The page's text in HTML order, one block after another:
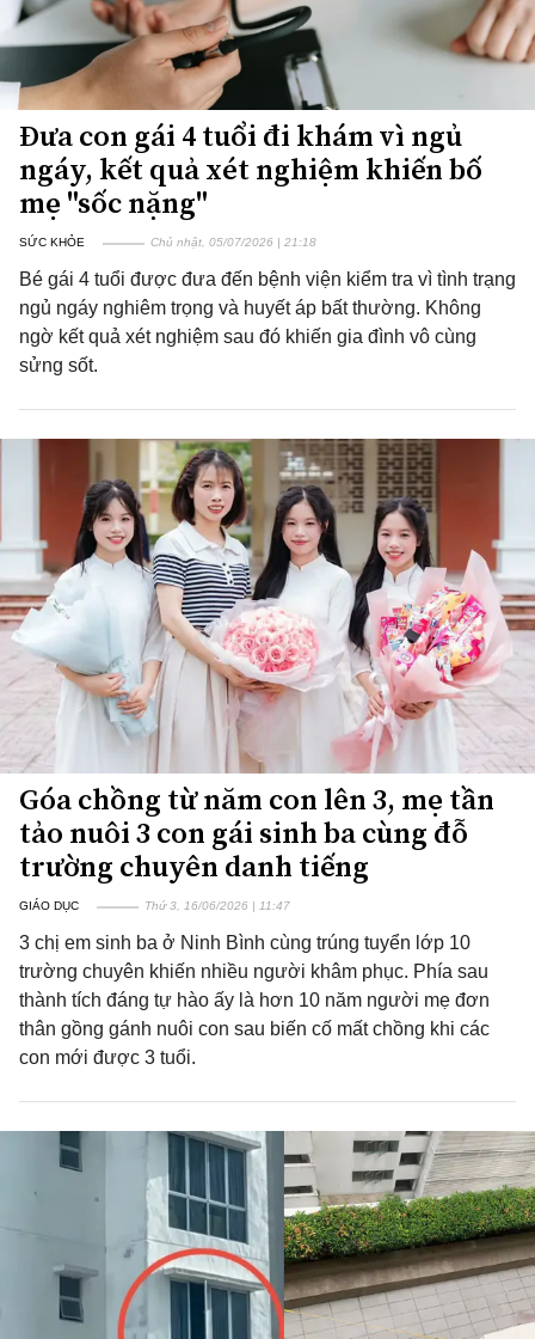
Đưa con gái 4 tuổi đi khám vì ngủ
ngáy, kết quả xét nghiệm khiến bố
mẹ "sốc nặng"
SỨC KHỎE Chủ nhật, 05/07/2026 | 21:18
Bé gái 4 tuổi được đưa đến bệnh viện kiểm tra vì tình trạng
ngủ ngáy nghiêm trọng và huyết áp bất thường. Không
ngờ kết quả xét nghiệm sau đó khiến gia đình vô cùng
sửng sốt.
Góa chồng từ năm con lên 3, mẹ tần
tảo nuôi 3 con gái sinh ba cùng đỗ
trường chuyên danh tiếng
GIÁO DỤC Thứ 3, 16/06/2026 | 11:47
3 chị em sinh ba ở Ninh Bình cùng trúng tuyển lớp 10
trường chuyên khiến nhiều người khâm phục. Phía sau
thành tích đáng tự hào ấy là hơn 10 năm người mẹ đơn
thân gồng gánh nuôi con sau biến cố mất chồng khi các
con mới được 3 tuổi.